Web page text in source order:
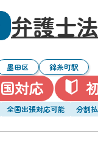
弁護士
墨田区 錦糸町駅
対応
全国出張対応可能 分割